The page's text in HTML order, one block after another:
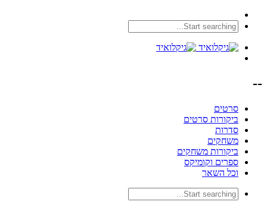
--
סרטים
ביקורות סרטים
סדרות
משחקים
ביקורות משחקים
ספרים וקומיקס
וכל השאר